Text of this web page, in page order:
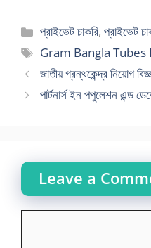
Categories
প্রাইভেট চাকরি,প্রাইভেট
Tags
Gram Bangla
জাতীয় গ্রন্থকেন্দ্র নিয়োগ
পার্টনার্স ইন পপুলেশন এন্ড
Leave a